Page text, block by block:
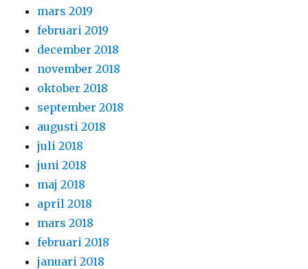
mars 2019
februari 2019
december 2018
november 2018
oktober 2018
september 2018
augusti 2018
juli 2018
juni 2018
maj 2018
april 2018
mars 2018
februari 2018
januari 2018